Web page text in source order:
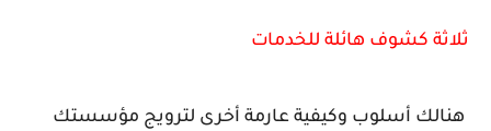
ثلاثة كشوف هائلة للخدمات
هنالك أسلوب وكيفية عارمة أخرى لترويج مؤسستك